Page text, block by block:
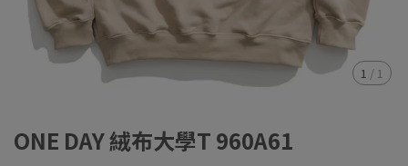
1 / 1
ONE DAY 絨布大學T 960A61